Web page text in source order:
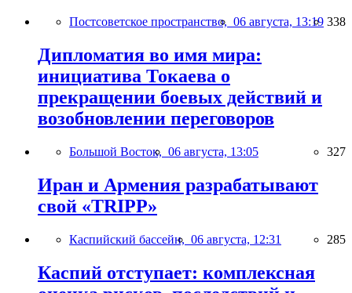
Постсоветское пространство, 06 августа, 13:19 338
Дипломатия во имя мира:
инициатива Токаева о
прекращении боевых действий и
возобновлении переговоров
Большой Восток, 06 августа, 13:05 327
Иран и Армения разрабатывают
свой «TRIPP»
Каспийский бассейн, 06 августа, 12:31 285
Каспий отступает: комплексная